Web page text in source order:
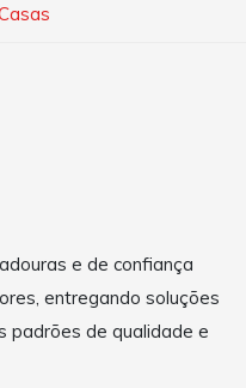
e de confiança
entregando soluções
padrões de qualidade e